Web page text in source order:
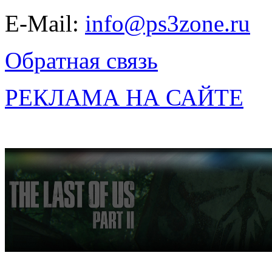
E-Mail: info@ps3zone.ru
Обратная связь
РЕКЛАМА НА САЙТЕ